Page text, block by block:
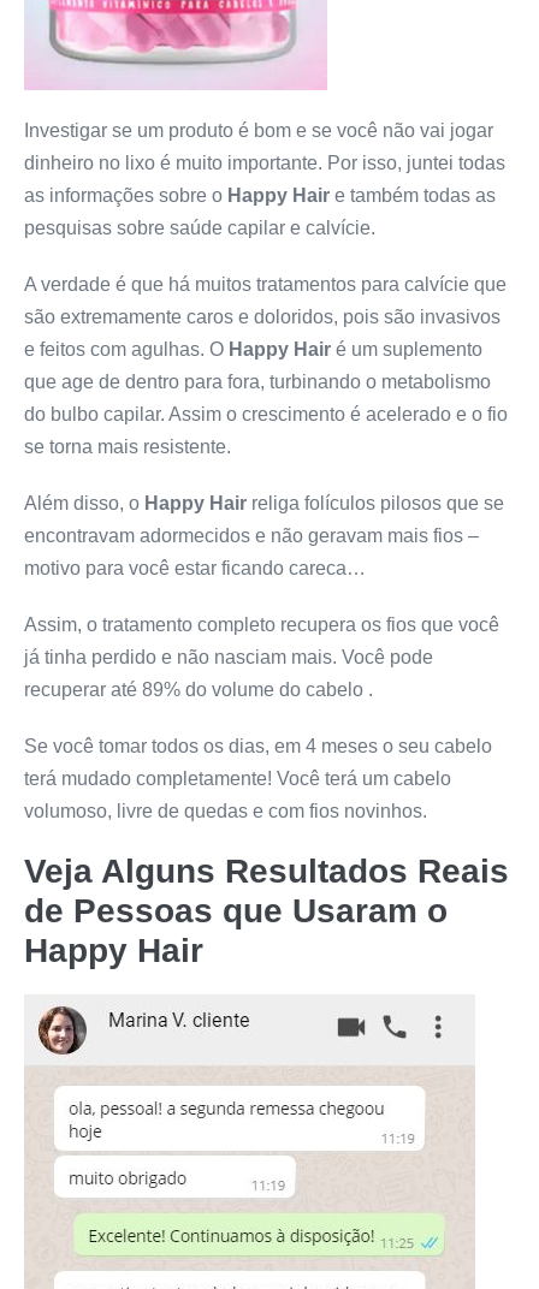
Investigar se um produto é bom e se você não vai jogar
dinheiro no lixo é muito importante. Por isso, juntei todas
as informações sobre o Happy Hair e também todas as
pesquisas sobre saúde capilar e calvície.
A verdade é que há muitos tratamentos para calvície que
são extremamente caros e doloridos, pois são invasivos
e feitos com agulhas. O Happy Hair é um suplemento
que age de dentro para fora, turbinando o metabolismo
do bulbo capilar. Assim o crescimento é acelerado e o fio
se torna mais resistente.
Além disso, o Happy Hair religa folículos pilosos que se
encontravam adormecidos e não geravam mais fios –
motivo para você estar ficando careca…
Assim, o tratamento completo recupera os fios que você
já tinha perdido e não nasciam mais. Você pode
recuperar até 89% do volume do cabelo .
Se você tomar todos os dias, em 4 meses o seu cabelo
terá mudado completamente! Você terá um cabelo
volumoso, livre de quedas e com fios novinhos.
Veja Alguns Resultados Reais
de Pessoas que Usaram o
Happy Hair